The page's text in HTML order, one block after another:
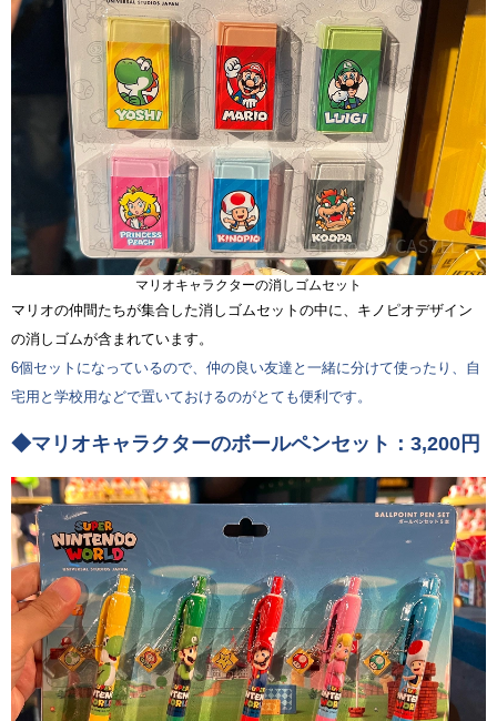
マリオキャラクターの消しゴムセット
マリオの仲間たちが集合した消しゴムセットの中に、キノピオデザイン
の消しゴムが含まれています。
6個セットになっているので、仲の良い友達と一緒に分けて使ったり、自
宅用と学校用などで置いておけるのがとても便利です。
◆マリオキャラクターのボールペンセット：3,200円